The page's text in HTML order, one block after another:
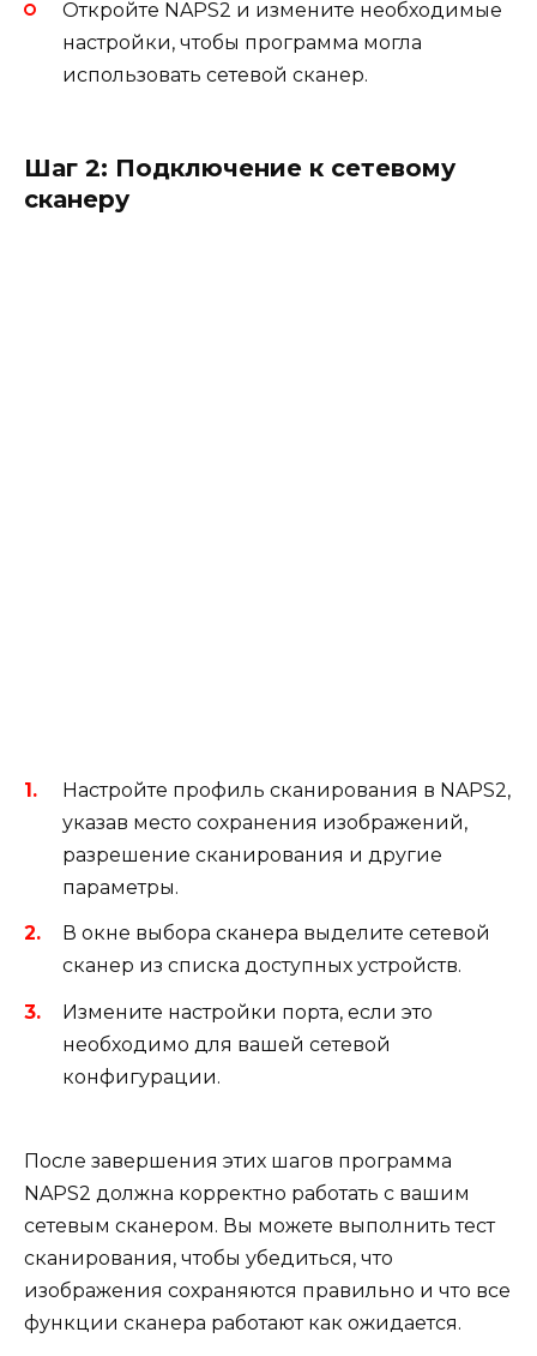
Откройте NAPS2 и измените необходимые
настройки, чтобы программа могла
использовать сетевой сканер.
Шаг 2: Подключение к сетевому
сканеру
Настройте профиль сканирования в NAPS2,
указав место сохранения изображений,
разрешение сканирования и другие
параметры.
В окне выбора сканера выделите сетевой
сканер из списка доступных устройств.
Измените настройки порта, если это
необходимо для вашей сетевой
конфигурации.
После завершения этих шагов программа
NAPS2 должна корректно работать с вашим
сетевым сканером. Вы можете выполнить тест
сканирования, чтобы убедиться, что
изображения сохраняются правильно и что все
функции сканера работают как ожидается.